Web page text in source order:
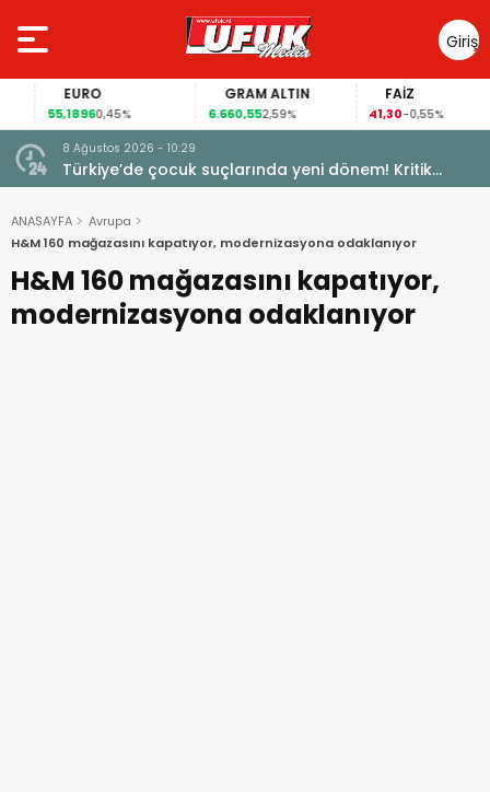
Giriş
Yap
EURO
55,18960,45%
GRAM ALTIN
6.660,552,59%
FAİZ
41,30-0,55%
8 Ağustos 2026 - 10:29
Türkiye’de çocuk suçlarında yeni dönem! Kritik
maddeler kabul edildi
ANASAYFA
Avrupa
H&M 160 mağazasını kapatıyor, modernizasyona odaklanıyor
H&M 160 mağazasını kapatıyor,
modernizasyona odaklanıyor